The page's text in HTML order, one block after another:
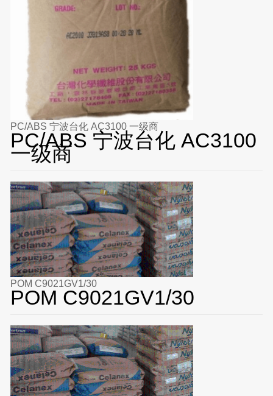
PC/ABS 宁波台化 AC3100 一级商
PC/ABS 宁波台化 AC3100
一级商
POM C9021GV1/30
POM C9021GV1/30